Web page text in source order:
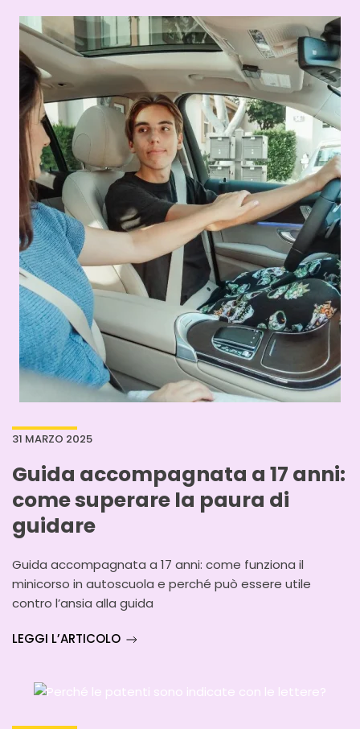
31 MARZO 2025
Guida accompagnata a 17 anni:
come superare la paura di
guidare
Guida accompagnata a 17 anni: come funziona il
minicorso in autoscuola e perché può essere utile
contro l’ansia alla guida
LEGGI L’ARTICOLO